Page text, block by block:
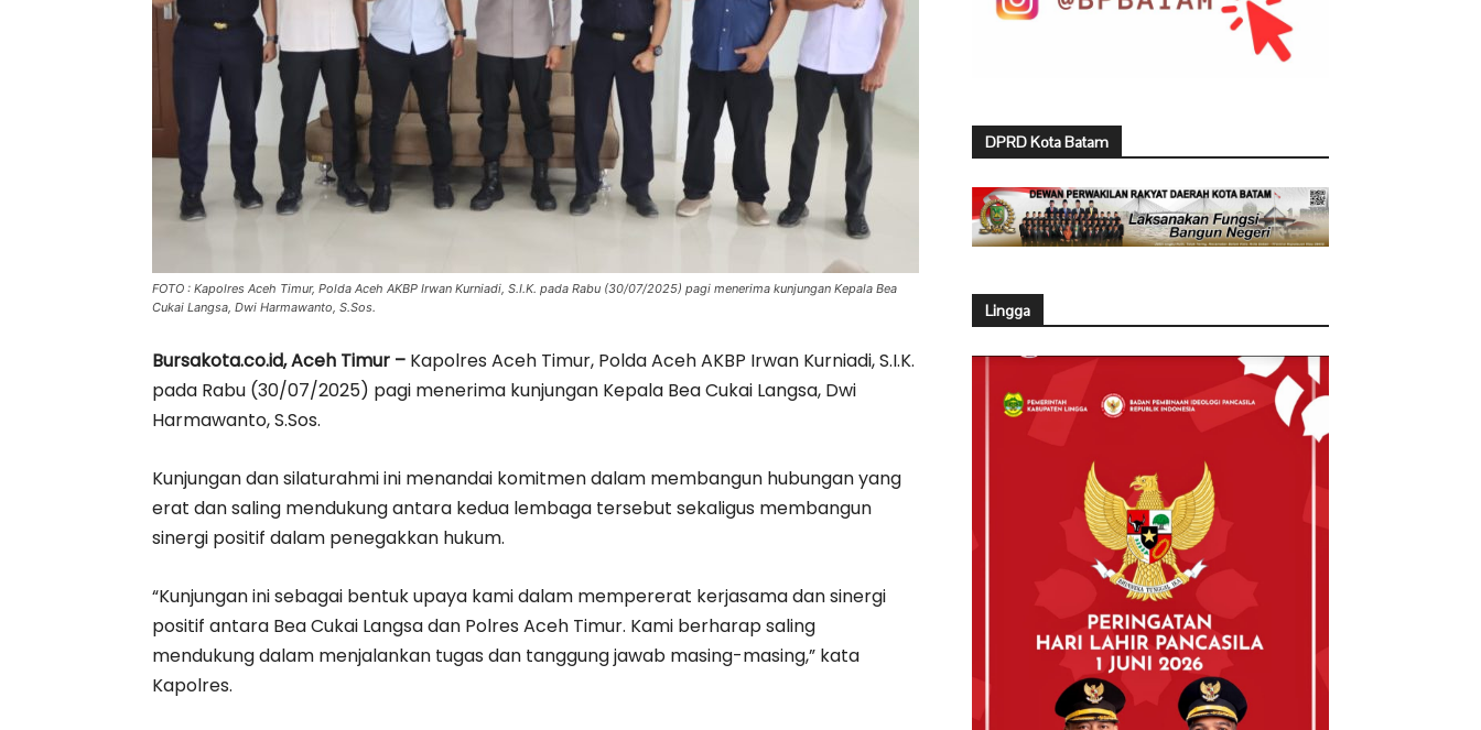
FOTO : Kapolres Aceh Timur, Polda Aceh AKBP Irwan Kurniadi, S.I.K. pada Rabu (30/07/2025) pagi menerima kunjungan Kepala Bea
Cukai Langsa, Dwi Harmawanto, S.Sos.
Bursakota.co.id, Aceh Timur – Kapolres Aceh Timur, Polda Aceh AKBP Irwan Kurniadi, S.I.K.
pada Rabu (30/07/2025) pagi menerima kunjungan Kepala Bea Cukai Langsa, Dwi
Harmawanto, S.Sos.
Kunjungan dan silaturahmi ini menandai komitmen dalam membangun hubungan yang
erat dan saling mendukung antara kedua lembaga tersebut sekaligus membangun
sinergi positif dalam penegakkan hukum.
“Kunjungan ini sebagai bentuk upaya kami dalam mempererat kerjasama dan sinergi
positif antara Bea Cukai Langsa dan Polres Aceh Timur. Kami berharap saling
mendukung dalam menjalankan tugas dan tanggung jawab masing-masing,” kata
Kapolres.
DPRD Kota Batam
Lingga